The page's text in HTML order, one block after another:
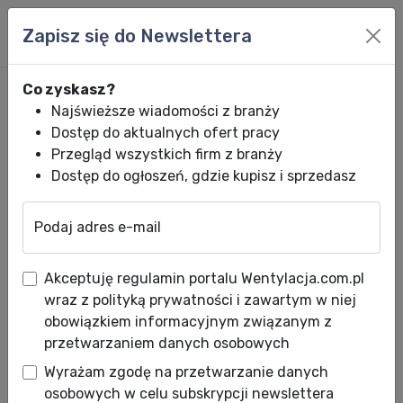
Rekuperatory
KERMI BOOST 275 |
350 | 425 | 500 (E):
entalpia,
Zapisz się do Newslettera
Co zyskasz?
Najświeższe wiadomości z branży
Dostęp do aktualnych ofert pracy
Przegląd wszystkich firm z branży
Dostęp do ogłoszeń, gdzie kupisz i sprzedasz
Podaj adres e-mail
Akceptuję regulamin portalu Wentylacja.com.pl
wraz z polityką prywatności i zawartym w niej
obowiązkiem informacyjnym związanym z
przetwarzaniem danych osobowych
Wyrażam zgodę na przetwarzanie danych
osobowych w celu subskrypcji newslettera